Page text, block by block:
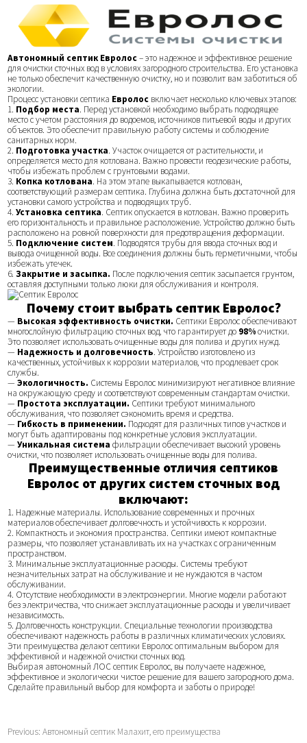
Автономный септик Евролос– это надежное и эффективное решение
для очистки сточных вод в условиях загородного строительства. Его установка
не только обеспечит качественную очистку, но и позволит вам заботиться об
экологии.
Процесс установки септика Евролос включает несколько ключевых этапов:
1. Подбор места. Перед установкой необходимо выбрать подходящее
место с учетом расстояния до водоемов, источников питьевой воды и других
объектов. Это обеспечит правильную работу системы и соблюдение
санитарных норм.
2. Подготовка участка. Участок очищается от растительности, и
определяется место для котлована. Важно провести геодезические работы,
чтобы избежать проблем с грунтовыми водами.
3. Копка котлована. На этом этапе выкапывается котлован,
соответствующий размерам септика. Глубина должна быть достаточной для
установки самого устройства и подводящих труб.
4.Установка септика. Септик опускается в котлован. Важно проверить
его горизонтальность и правильное расположение. Устройство должно быть
расположено на ровной поверхности для предотвращения деформации.
5. Подключение систем. Подводятся трубы для ввода сточных вод и
вывода очищенной воды. Все соединения должны быть герметичными, чтобы
избежать утечек.
6.Закрытие и засыпка. После подключения септик засыпается грунтом,
оставляя доступными только люки для обслуживания и контроля.
Почему стоит выбрать септик Евролос?
— Высокая эффективность очистки. Септики Евролос обеспечивают
многослойную фильтрацию сточных вод, что гарантирует до 98%очистки.
Это позволяет использовать очищенные воды для полива и других нужд.
— Надежность и долговечность. Устройство изготовлено из
качественных, устойчивых к коррозии материалов, что продлевает срок
службы.
—Экологичность. Системы Евролос минимизируют негативное влияние
на окружающую среду и соответствуют современным стандартам очистки.
— Простота эксплуатации. Септики требуют минимального
обслуживания, что позволяет сэкономить время и средства.
— Гибкость в применении. Подходят для различных типов участков и
могут быть адаптированы под конкретные условия эксплуатации.
—Уникальная система фильтрации обеспечивает высокий уровень
очистки, что позволяет использовать очищенные воды для полива.
Преимущественные отличия септиков
Евролос от других систем сточных вод
включают:
1. Надежные материалы. Использование современных и прочных
материалов обеспечивает долговечность и устойчивость к коррозии.
2. Компактность и экономия пространства. Септики имеют компактные
размеры, что позволяет устанавливать их на участках с ограниченным
пространством.
3. Минимальные эксплуатационные расходы. Системы требуют
незначительных затрат на обслуживание и не нуждаются в частом
обслуживании.
4. Отсутствие необходимости в электроэнергии. Многие модели работают
без электричества, что снижает эксплуатационные расходы и увеличивает
независимость.
5. Долговечность конструкции. Специальные технологии производства
обеспечивают надежность работы в различных климатических условиях.
Эти преимущества делают септики Евролос оптимальным выбором для
эффективной и надежной очистки сточных вод.
Выбирая автономный ЛОС септик Евролос, вы получаете надежное,
эффективное и экологически чистое решение для вашего загородного дома.
Сделайте правильный выбор для комфорта и заботы о природе!
Навигация
Previous: Автономный септик Малахит, его преимущества